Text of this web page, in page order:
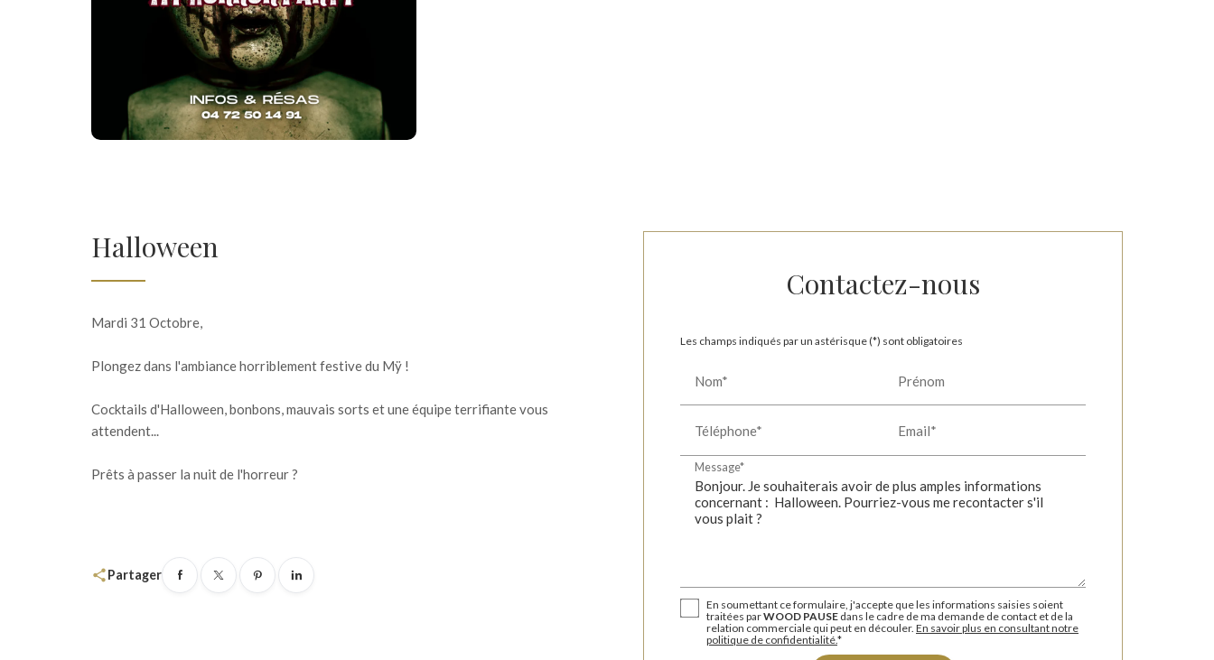
Halloween
Mardi 31 Octobre,
Plongez dans l'ambiance horriblement festive du Mÿ !
Cocktails d'Halloween, bonbons, mauvais sorts et une équipe terrifiante vous
attendent...
Prêts à passer la nuit de l'horreur ?
sharePartager
Contactez-nous
Les champs indiqués par un astérisque (*) sont obligatoires
Nom* Prénom
Téléphone* Email*
Message*
En soumettant ce formulaire, j'accepte que les informations saisies soient
traitées parWOOD PAUSE dans le cadre de ma demande de contact et de la
relation commerciale qui peut en découler. En savoir plus en consultant notre
politique de confidentialité.*